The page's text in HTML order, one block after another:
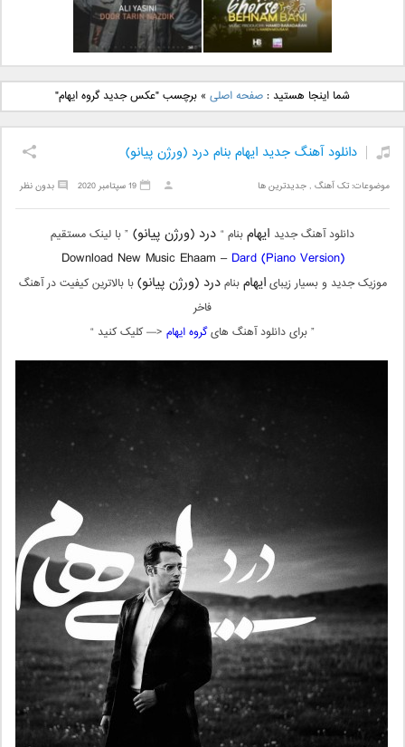
دانلود آهنگ جدید بهنام
بانی بنام قرص قمر 2
دانلود آهنگ جدید علی
یاسینی بنام دورترین نزدیک
شما اینجا هستید :صفحه اصلی »برچسب "عکس جدید گروه ایهام"
دانلود آهنگ جدید ایهام بنام درد (ورژن پیانو)
موضوعات:تک آهنگ ,جدیدترین ها بدون نظر 19 سپتامبر 2020
دانلود آهنگ جدید ایهامبنام “ درد (ورژن پیانو) ” با لینک مستقیم
Download New Music Ehaam – Dard (Piano Version)
موزیک جدید و بسیار زیبایایهامبنامدرد (ورژن پیانو)با بالاترین کیفیت در آهنگ
فاخر
” برای دانلود آهنگ هایگروه ایهام <— کلیک کنید “